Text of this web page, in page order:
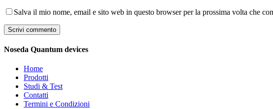
Salva il mio nome, email e sito web in questo browser per la prossima volta che
Noseda Quantum devices
Home
Prodotti
Studi & Test
Contatti
Termini e Condizioni